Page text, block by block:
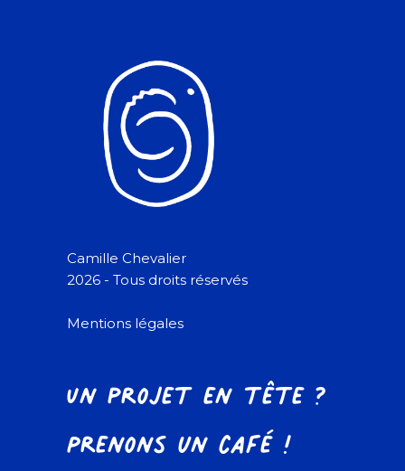
Camille Chevalier
2026 - Tous droits réservés
Mentions légales
Un projet en tête ?
Prenons un café !